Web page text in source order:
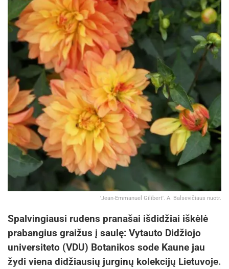
'Jean-Emmanuel Gilibert'. A. Balsevičiaus nuotr.
Spalvingiausi rudens pranašai išdidžiai iškėlė
prabangius graižus į saulę: Vytauto Didžiojo
universiteto (VDU) Botanikos sode Kaune jau
žydi viena didžiausių jurginų kolekcijų Lietuvoje.